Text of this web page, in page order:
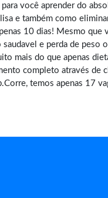
você aprender do
e também como
10 dias! Mesmo que
saudavel e perda de peso
mais do que apenas
completo através de
temos apenas 17